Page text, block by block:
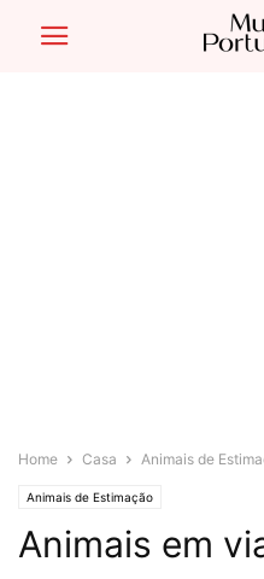
Home Casa Animais de
Animais de Estimação
Animais em